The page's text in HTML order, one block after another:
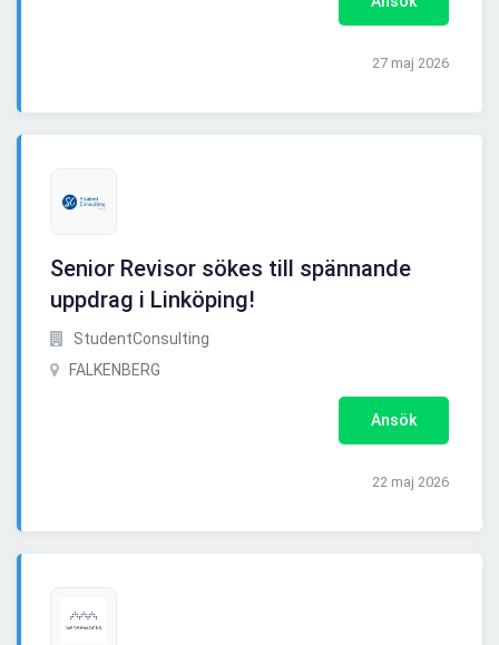
27 maj 2026
Senior Revisor sökes till spännande
uppdrag i Linköping!
StudentConsulting
FALKENBERG
Ansök
22 maj 2026